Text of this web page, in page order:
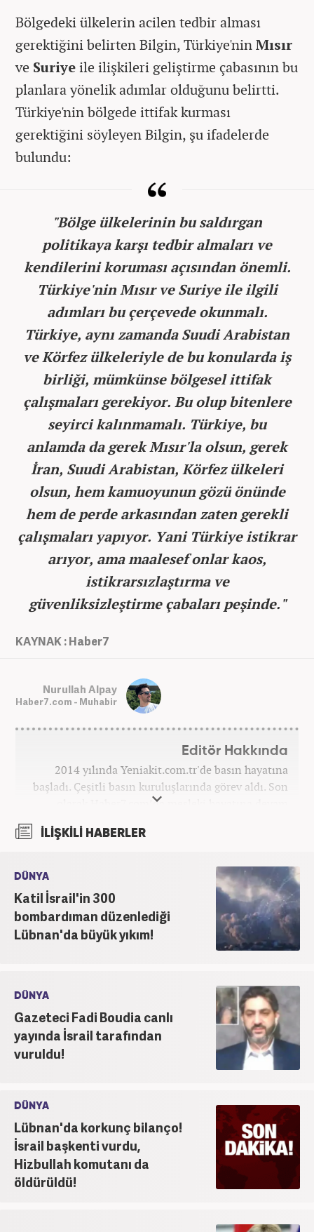
Bölgedeki ülkelerin acilen tedbir alması
gerektiğini belirten Bilgin, Türkiye'ninMısır
ve Suriyeile ilişkileri geliştirme çabasının bu
planlara yönelik adımlar olduğunu belirtti.
Türkiye'nin bölgede ittifak kurması
gerektiğini söyleyen Bilgin, şu ifadelerde
bulundu:
"Bölge ülkelerinin bu saldırgan
politikaya karşı tedbir almaları ve
kendilerini koruması açısından önemli.
Türkiye'nin Mısır ve Suriye ile ilgili
adımları bu çerçevede okunmalı.
Türkiye, aynı zamanda Suudi Arabistan
ve Körfez ülkeleriyle de bu konularda iş
birliği, mümkünse bölgesel ittifak
çalışmaları gerekiyor. Bu olup bitenlere
seyirci kalınmamalı. Türkiye, bu
anlamda da gerek Mısır'la olsun, gerek
İran, Suudi Arabistan, Körfez ülkeleri
olsun, hem kamuoyunun gözü önünde
hem de perde arkasından zaten gerekli
çalışmaları yapıyor. Yani Türkiye istikrar
arıyor, ama maalesef onlar kaos,
istikrarsızlaştırma ve
güvenliksizleştirme çabaları peşinde."
KAYNAK : Haber7
Nurullah Alpay
Haber7.com - Muhabir
Editör Hakkında
2014 yılında Yeniakit.com.tr'de basın hayatına
başladı. Çeşitli basın kuruluşlarında görev aldı. Son
olarak Haber7.com’da mesleki hayatına devam
İLİŞKİLİ HABERLER
DÜNYA
Katil İsrail'in 300
bombardıman düzenlediği
Lübnan'da büyük yıkım!
DÜNYA
Gazeteci Fadi Boudia canlı
yayında İsrail tarafından
vuruldu!
DÜNYA
Lübnan'da korkunç bilanço!
İsrail başkenti vurdu,
Hizbullah komutanı da
öldürüldü!